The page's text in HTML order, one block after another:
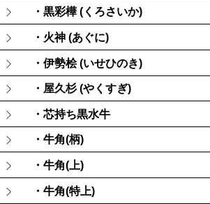
・黒彩樺 (くろさいか)
・火神 (あぐに)
・伊勢桧 (いせひのき)
・屋久杉 (やくすぎ)
・芯持ち黒水牛
・牛角(柄)
・牛角(上)
・牛角(特上)